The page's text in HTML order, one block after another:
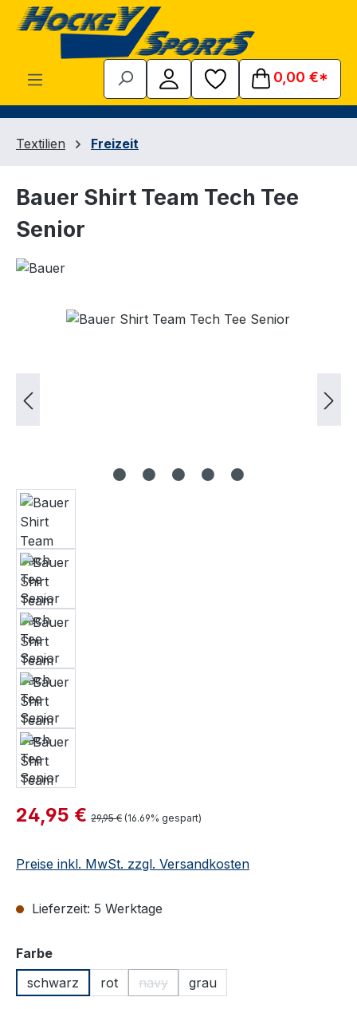
Zum Hauptinhalt springen
0,00 €*
Textilien Freizeit
Bauer Shirt Team Tech Tee
Senior
Bildergalerie überspringen
Verkaufspreis:
24,95 € Regulärer Preis:
29,95 € (16.69% gespart)
Preise inkl. MwSt. zzgl. Versandkosten
Lieferzeit: 5 Werktage
Farbeauswählen
schwarz
rot navy
(Diese Option ist zurzeit nicht
grau